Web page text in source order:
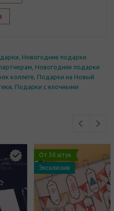
, Новогодние подарки
, Новогодние подарки
коллеге, Подарки на Новый
, Подарки с елочными
От 30 штук
Эксклюзив